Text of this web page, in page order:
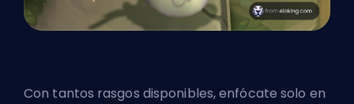
Con tantos rasgos disponibles, enfócate solo en